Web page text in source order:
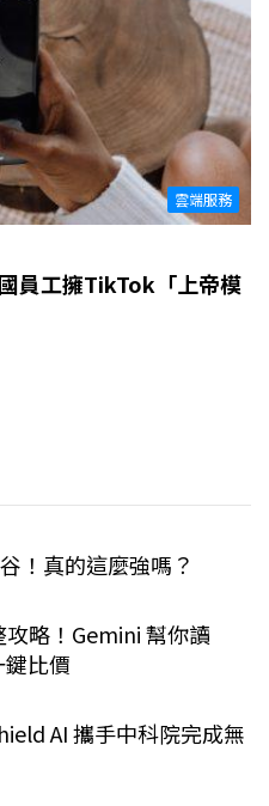
雲端服務
員工擁TikTok「上帝模
！真的這麼強嗎？
略！Gemini 幫你讀
比價
AI 攜手中科院完成無